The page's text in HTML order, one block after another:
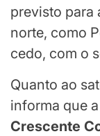
previsto para
norte, como
cedo, com o
Quanto ao
informa que
Crescente